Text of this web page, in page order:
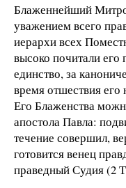
Блаженнейший
уважением всего
иерархи всех
высоко почитали его
единство, за
время отшествия его
Его Блаженства
апостола Павла:
течение совершил,
готовится венец
праведный Судия (2